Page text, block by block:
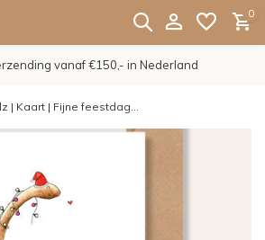
0
vanaf €150,- in Nederland
| Kaart | Fijne feestdag...